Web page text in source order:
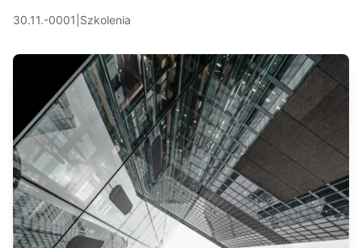
30.11.-0001 Szkolenia